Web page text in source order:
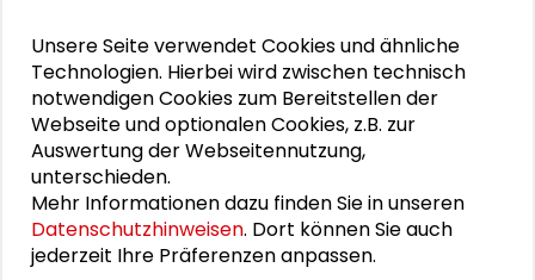
"Demokratischer Wald"
Schlüsseltexte für die Wirtschaft von morgen
Zusammen mehr erreichen – Zukunftsbündnis im
Dialog
Schader-Festival 2026
Unsere Seite verwendet Cookies und ähnliche
Technologien. Hierbei wird zwischen technisch
notwendigen Cookies zum Bereitstellen der
Webseite und optionalen Cookies, z.B. zur
Auswertung der Webseitennutzung,
unterschieden.
Mehr Informationen dazu finden Sie in unseren
Datenschutzhinweisen. Dort können Sie auch
jederzeit Ihre Präferenzen anpassen.